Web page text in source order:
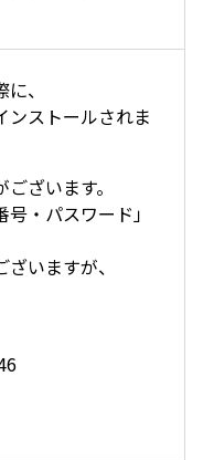
、
ンストールされま
ざいます。
・パスワード」
いますが、